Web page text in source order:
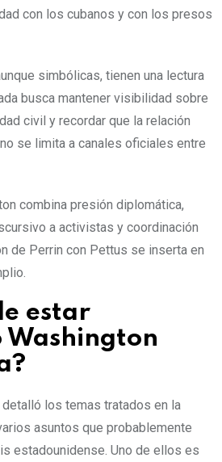
con los cubanos y con los presos
simbólicas, tienen una lectura
busca mantener visibilidad sobre
civil y recordar que la relación
se limita a canales oficiales entre
combina presión diplomática,
a activistas y coordinación
de Perrin con Pettus se inserta en
estar
Washington
detalló los temas tratados en la
asuntos que probablemente
estadounidense. Uno de ellos es